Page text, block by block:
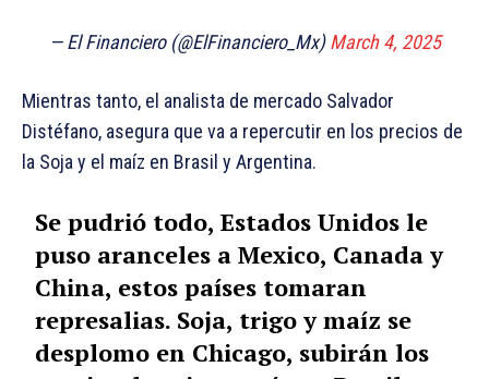
— El Financiero (@ElFinanciero_Mx)March 4, 2025
Mientras tanto, el analista de mercado Salvador
Distéfano, asegura que va a repercutir en los precios de
la Soja y el maíz en Brasil y Argentina.
Se pudrió todo, Estados Unidos le
puso aranceles a Mexico, Canada y
China, estos países tomaran
represalias. Soja, trigo y maíz se
desplomo en Chicago, subirán los